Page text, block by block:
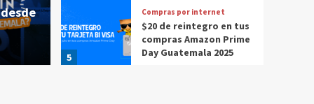
5
Compras por internet
$20 de reintegro en tus
compras Amazon Prime
Day Guatemala 2025